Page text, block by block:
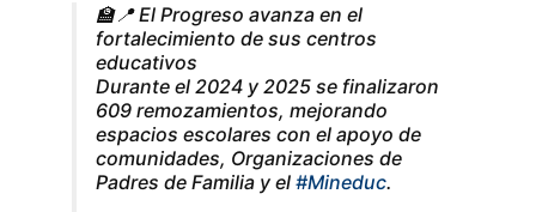
🏫📍 El Progreso avanza en el
fortalecimiento de sus centros
educativos
Durante el 2024 y 2025 se finalizaron
609 remozamientos, mejorando
espacios escolares con el apoyo de
comunidades, Organizaciones de
Padres de Familia y el #Mineduc.